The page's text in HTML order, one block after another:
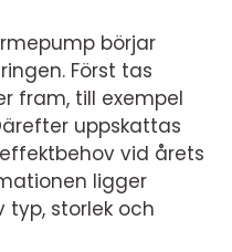
börjar
Först tas
fram, till exempel
uppskattas
vid årets
ligger
storlek och